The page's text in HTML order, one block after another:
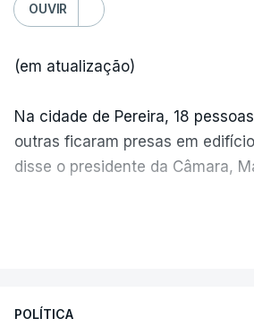
OUVIR
(em atualização)
Na cidade de Pereira, 18
outras ficaram presas em
disse o presidente da Câmara,
"A situação é crítica",
POLÍTICA